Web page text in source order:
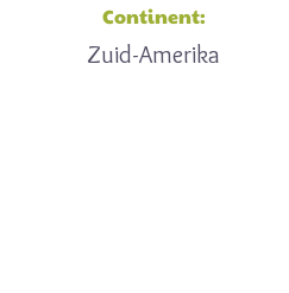
Continent:
Zuid-Amerika